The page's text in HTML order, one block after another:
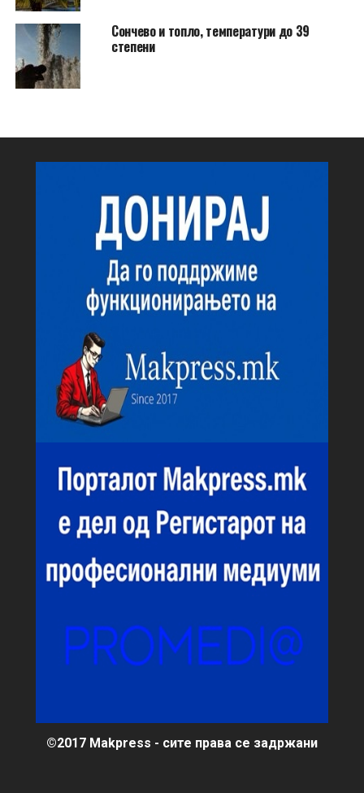
Сончево и топло, температури до 39
степени
©2017 Makpress - сите права се задржани